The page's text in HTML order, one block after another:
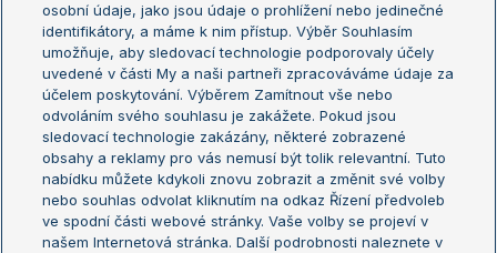
Žebříček WTA (ženy)
Sázkařský žebříček
French Open
Wimbledon
US Open
Turnaj mistrů
Turnaj mistryň
Aktualní trendy
Fotbalové přestupy
osobní údaje, jako jsou údaje o prohlížení nebo jedinečné
identifikátory, a máme k nim přístup. Výběr Souhlasím
umožňuje, aby sledovací technologie podporovaly účely
uvedené v části My a naši partneři zpracováváme údaje za
účelem poskytování. Výběrem Zamítnout vše nebo
odvoláním svého souhlasu je zakážete. Pokud jsou
sledovací technologie zakázány, některé zobrazené
obsahy a reklamy pro vás nemusí být tolik relevantní. Tuto
nabídku můžete kdykoli znovu zobrazit a změnit své volby
nebo souhlas odvolat kliknutím na odkaz Řízení předvoleb
ve spodní části webové stránky. Vaše volby se projeví v
našem Internetová stránka. Další podrobnosti naleznete v